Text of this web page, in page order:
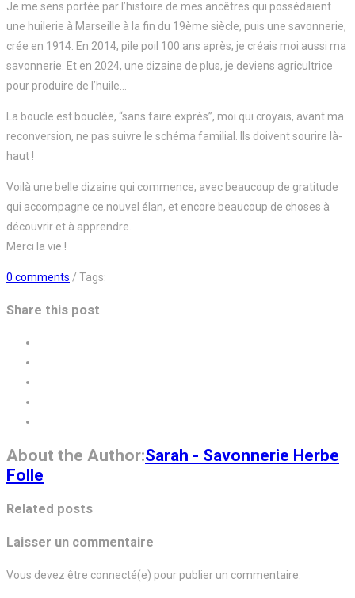
Je me sens portée par l’histoire de mes ancêtres qui possédaient
une huilerie à Marseille à la fin du 19ème siècle, puis une savonnerie,
crée en 1914. En 2014, pile poil 100 ans après, je créais moi aussi ma
savonnerie. Et en 2024, une dizaine de plus, je deviens agricultrice
pour produire de l’huile…
La boucle est bouclée, “sans faire exprès”, moi qui croyais, avant ma
reconversion, ne pas suivre le schéma familial. Ils doivent sourire là-
haut !
Voilà une belle dizaine qui commence, avec beaucoup de gratitude
qui accompagne ce nouvel élan, et encore beaucoup de choses à
découvrir et à apprendre.
Merci la vie !
0 comments / Tags:
Share this post
About the Author:Sarah - Savonnerie Herbe
Folle
Related posts
Laisser un commentaire
Vous devez être connecté(e) pour publier un commentaire.